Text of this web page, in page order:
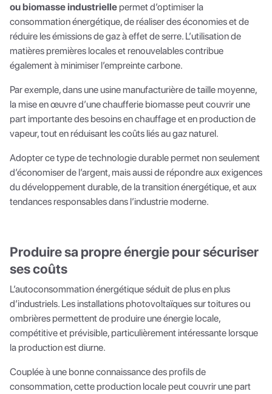
ou biomasse industrielle permet d’optimiser la
consommation énergétique, de réaliser des économies et de
réduire les émissions de gaz à effet de serre. L’utilisation de
matières premières locales et renouvelables contribue
également à minimiser l’empreinte carbone.
Par exemple, dans une usine manufacturière de taille moyenne,
la mise en œuvre d’une chaufferie biomasse peut couvrir une
part importante des besoins en chauffage et en production de
vapeur, tout en réduisant les coûts liés au gaz naturel.
Adopter ce type de technologie durable permet non seulement
d’économiser de l’argent, mais aussi de répondre aux exigences
du développement durable, de la transition énergétique, et aux
tendances responsables dans l’industrie moderne.
Produire sa propre énergie pour sécuriser
ses coûts
L’autoconsommation énergétique séduit de plus en plus
d’industriels. Les installations photovoltaïques sur toitures ou
ombrières permettent de produire une énergie locale,
compétitive et prévisible, particulièrement intéressante lorsque
la production est diurne.
Couplée à une bonne connaissance des profils de
consommation, cette production locale peut couvrir une part